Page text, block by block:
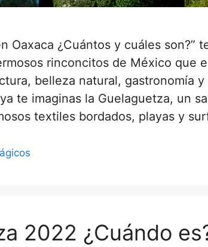
Oaxaca ¿Cuántos y cuáles son?”
rinconcitos de México que
belleza natural, gastronomía
te imaginas la Guelaguetza, un
textiles bordados, playas y
2022 ¿Cuándo